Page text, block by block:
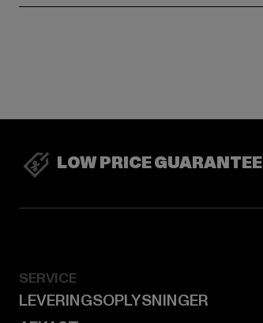
LOW PRICE GUARANTEE
SERVICE
LEVERINGSOPLYSNINGER